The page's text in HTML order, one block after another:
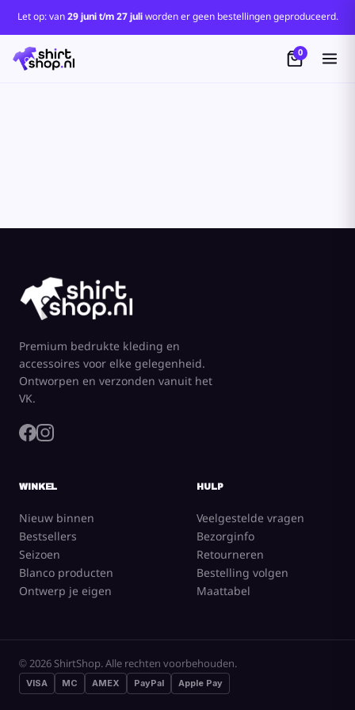
Let op: van29 juni t/m 27 juliworden er geen bestellingen geproduceerd.
0
Premium bedrukte kleding en
accessoires voor elke gelegenheid.
Ontworpen en verzonden vanuit het
VK.
WINKEL
Nieuw binnen
Bestsellers
Seizoen
Blanco producten
Ontwerp je eigen
HULP
Veelgestelde vragen
Bezorginfo
Retourneren
Bestelling volgen
Maattabel
© 2026 ShirtShop. Alle rechten voorbehouden.
VISA MC AMEX PayPal Apple Pay